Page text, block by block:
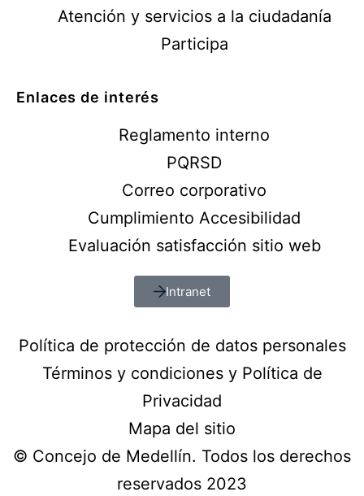
Atención y servicios a la ciudadanía
Participa
Enlaces de interés
Reglamento interno
PQRSD
Correo corporativo
Cumplimiento Accesibilidad
Evaluación satisfacción sitio web
Intranet
Política de protección de datos personales
Términos y condiciones y Política de
Privacidad
Mapa del sitio
© Concejo de Medellín. Todos los derechos
reservados 2023